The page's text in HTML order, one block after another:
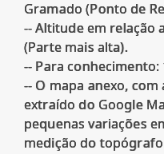
Gramado (Ponto de
-- Altitude em relação
(Parte mais alta).
-- Para conhecimento:
-- O mapa anexo,
extraído do Google
pequenas variações
medição do